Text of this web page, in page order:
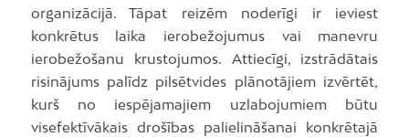
organizācijā. Tāpat reizēm noderīgi ir ieviest
konkrētus laika ierobežojumus vai manevru
ierobežošanu krustojumos. Attiecīgi, izstrādātais
risinājums palīdz pilsētvides plānotājiem izvērtēt,
kurš no iespējamajiem uzlabojumiem būtu
visefektīvākais drošības palielināšanai konkrētajā